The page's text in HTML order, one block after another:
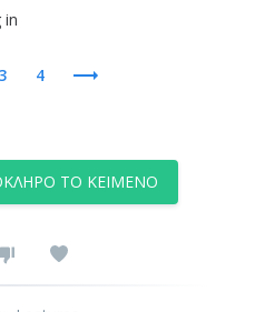
in
3 4
ΤΟ ΚΕΊΜΕΝΟ